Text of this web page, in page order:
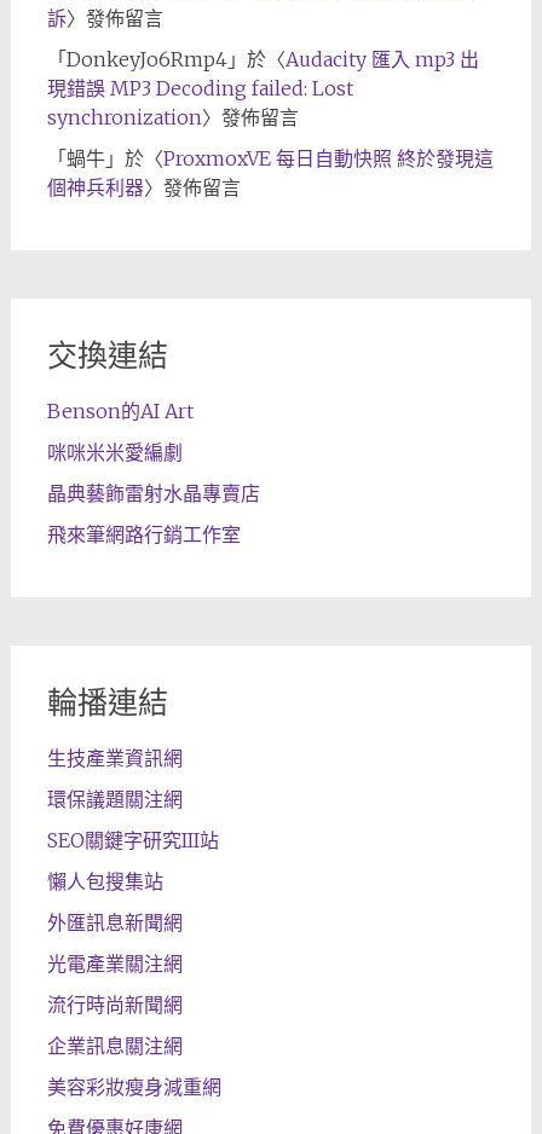
訴〉發佈留言
「 DonkeyJo6Rmp4」於〈Audacity 匯入 mp3 出
現錯誤 MP3 Decoding failed: Lost
synchronization〉發佈留言
「 蝸牛」於〈ProxmoxVE 每日自動快照 終於發現這
個神兵利器〉發佈留言
交換連結
Benson的AI Art
咪咪米米愛編劇
晶典藝飾雷射水晶專賣店
飛來筆網路行銷工作室
輪播連結
生技產業資訊網
環保議題關注網
SEO關鍵字研究III站
懶人包搜集站
外匯訊息新聞網
光電產業關注網
流行時尚新聞網
企業訊息關注網
美容彩妝瘦身減重網
免費優惠好康網